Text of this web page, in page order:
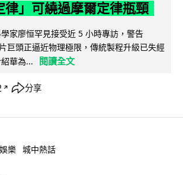
律」可繞過摩爾定律瓶頸
家廖恒罕見接受近 5 小時專訪，警告
巨頭正逼近物理極限，傳統製程升級已失經
華為...
閱讀全文
↗ 分享
樂 城中熱話